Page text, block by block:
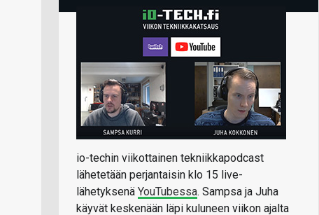
io-techin viikottainen tekniikkapodcast
lähetetään perjantaisin klo 15 live-
lähetyksenä YouTubessa. Sampsa ja Juha
käyvät keskenään läpi kuluneen viikon ajalta